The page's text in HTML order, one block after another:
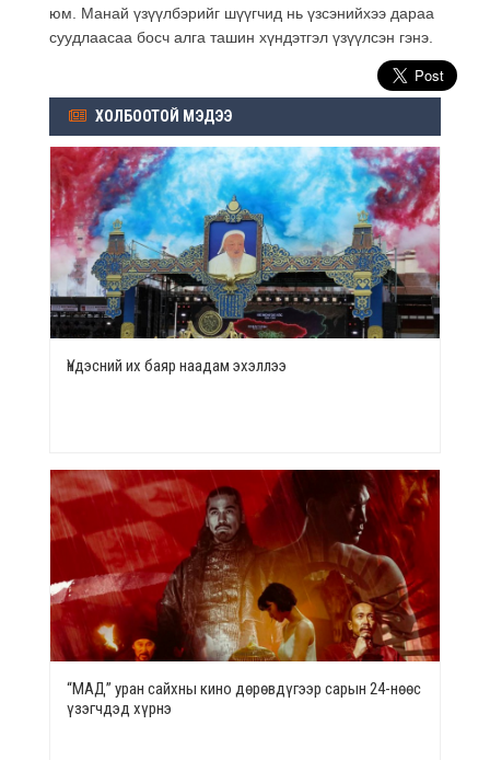
юм. Манай үзүүлбэрийг шүүгчид нь үзсэнийхээ дараа
суудлаасаа босч алга ташин хүндэтгэл үзүүлсэн гэнэ.
ХОЛБООТОЙ МЭДЭЭ
Үндэсний их баяр наадам эхэллээ
“МАД” уран сайхны кино дөрөвдүгээр сарын 24-нөөс
үзэгчдэд хүрнэ